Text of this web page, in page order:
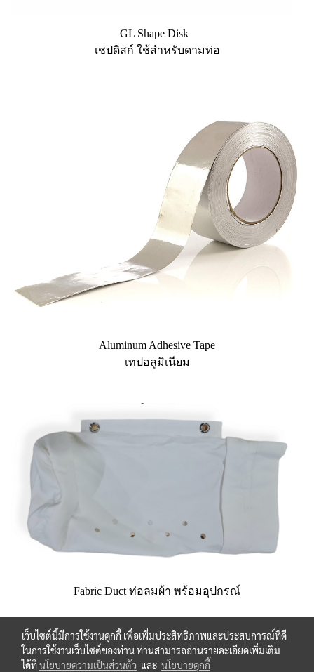
GL Shape Disk
เชปดิสก์ ใช้สำหรับดามท่อ
Aluminum Adhesive Tape
เทปอลูมิเนียม
Fabric Duct ท่อลมผ้า พร้อมอุปกรณ์
เว็บไซต์นี้มีการใช้งานคุกกี้ เพื่อเพิ่มประสิทธิภาพและประสบการณ์ที่ดี
ในการใช้งานเว็บไซต์ของท่าน ท่านสามารถอ่านรายละเอียดเพิ่มเติม
ได้ที่นโยบายความเป็นส่วนตัว และ นโยบายคุกกี้